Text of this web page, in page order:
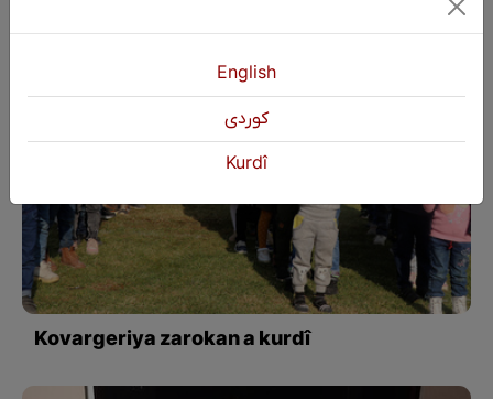
Kovargeriya zarokan a kurdî
English
كوردی
Kurdî